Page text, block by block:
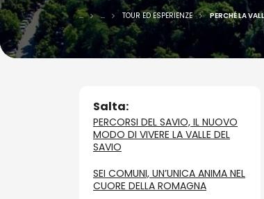
... ... TOUR ED ESPERIENZE PERCHÉ LA
Salta:
PERCORSI DEL SAVIO, IL NUOVO
MODO DI VIVERE LA VALLE DEL
SAVIO
SEI COMUNI, UN’UNICA ANIMA NEL
CUORE DELLA ROMAGNA